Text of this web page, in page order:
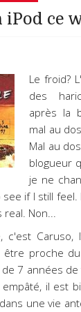
ce
Le froid?
des
après la
mal au
Mal au
blogueur
je ne
see if I still
real. Non...
c'est Caruso,
être proche
7 années
il est
une vie